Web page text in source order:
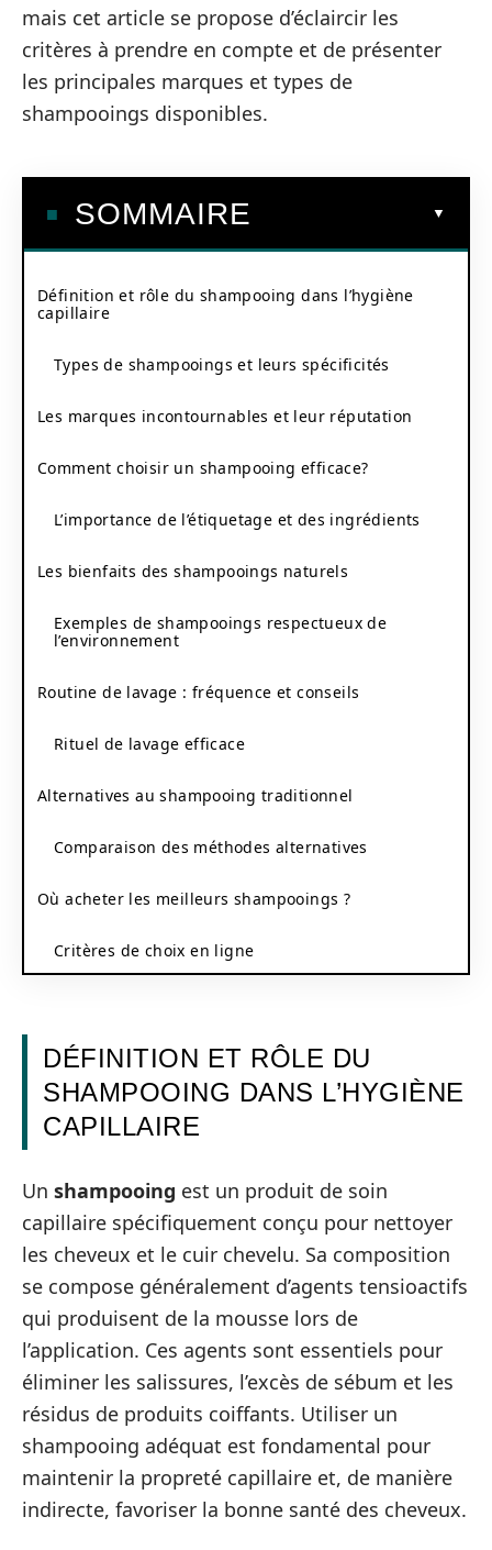
mais cet article se propose d’éclaircir les
critères à prendre en compte et de présenter
les principales marques et types de
shampooings disponibles.
SOMMAIRE
Définition et rôle du shampooing dans l’hygiène
capillaire
Types de shampooings et leurs spécificités
Les marques incontournables et leur réputation
Comment choisir un shampooing efficace?
L’importance de l’étiquetage et des ingrédients
Les bienfaits des shampooings naturels
Exemples de shampooings respectueux de
l’environnement
Routine de lavage : fréquence et conseils
Rituel de lavage efficace
Alternatives au shampooing traditionnel
Comparaison des méthodes alternatives
Où acheter les meilleurs shampooings ?
Critères de choix en ligne
DÉFINITION ET RÔLE DU
SHAMPOOING DANS L’HYGIÈNE
CAPILLAIRE
Un shampooing est un produit de soin
capillaire spécifiquement conçu pour nettoyer
les cheveux et le cuir chevelu. Sa composition
se compose généralement d’agents tensioactifs
qui produisent de la mousse lors de
l’application. Ces agents sont essentiels pour
éliminer les salissures, l’excès de sébum et les
résidus de produits coiffants. Utiliser un
shampooing adéquat est fondamental pour
maintenir la propreté capillaire et, de manière
indirecte, favoriser la bonne santé des cheveux.